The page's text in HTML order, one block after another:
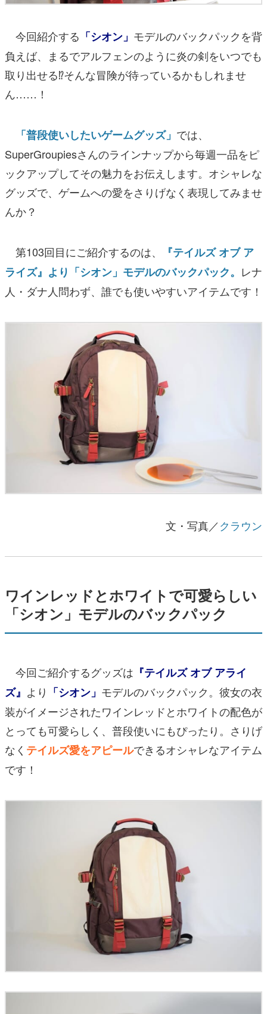
今回紹介する 「シオン」 モデルのバックパックを背
負えば、まるでアルフェンのように炎の剣をいつでも
取り出せる⁉そんな冒険が待っているかもしれませ
ん……！
「普段使いしたいゲームグッズ」 では、
SuperGroupiesさんのラインナップから毎週一品をピ
ックアップしてその魅力をお伝えします。オシャレな
グッズで、ゲームへの愛をさりげなく表現してみませ
んか？
第103回目にご紹介するのは、
『テイルズ オブ ア
ライズ』より「シオン」モデルのバックパック。 レナ
人・ダナ人問わず、誰でも使いやすいアイテムです！
文・写真／クラウン
ワインレッドとホワイトで可愛らしい
「シオン」モデルのバックパック
今回ご紹介するグッズは 『テイルズ オブ アライ
ズ』 より 「シオン」 モデルのバックパック。彼女の衣
装がイメージされたワインレッドとホワイトの配色が
とっても可愛らしく、普段使いにもぴったり。さりげ
なく テイルズ愛をアピールできるオシャレなアイテム
です！